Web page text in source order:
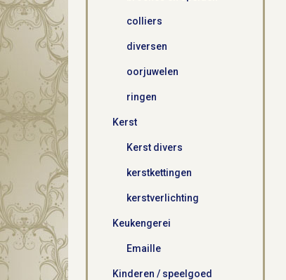
colliers
diversen
oorjuwelen
ringen
Kerst
Kerst divers
kerstkettingen
kerstverlichting
Keukengerei
Emaille
Kinderen / speelgoed